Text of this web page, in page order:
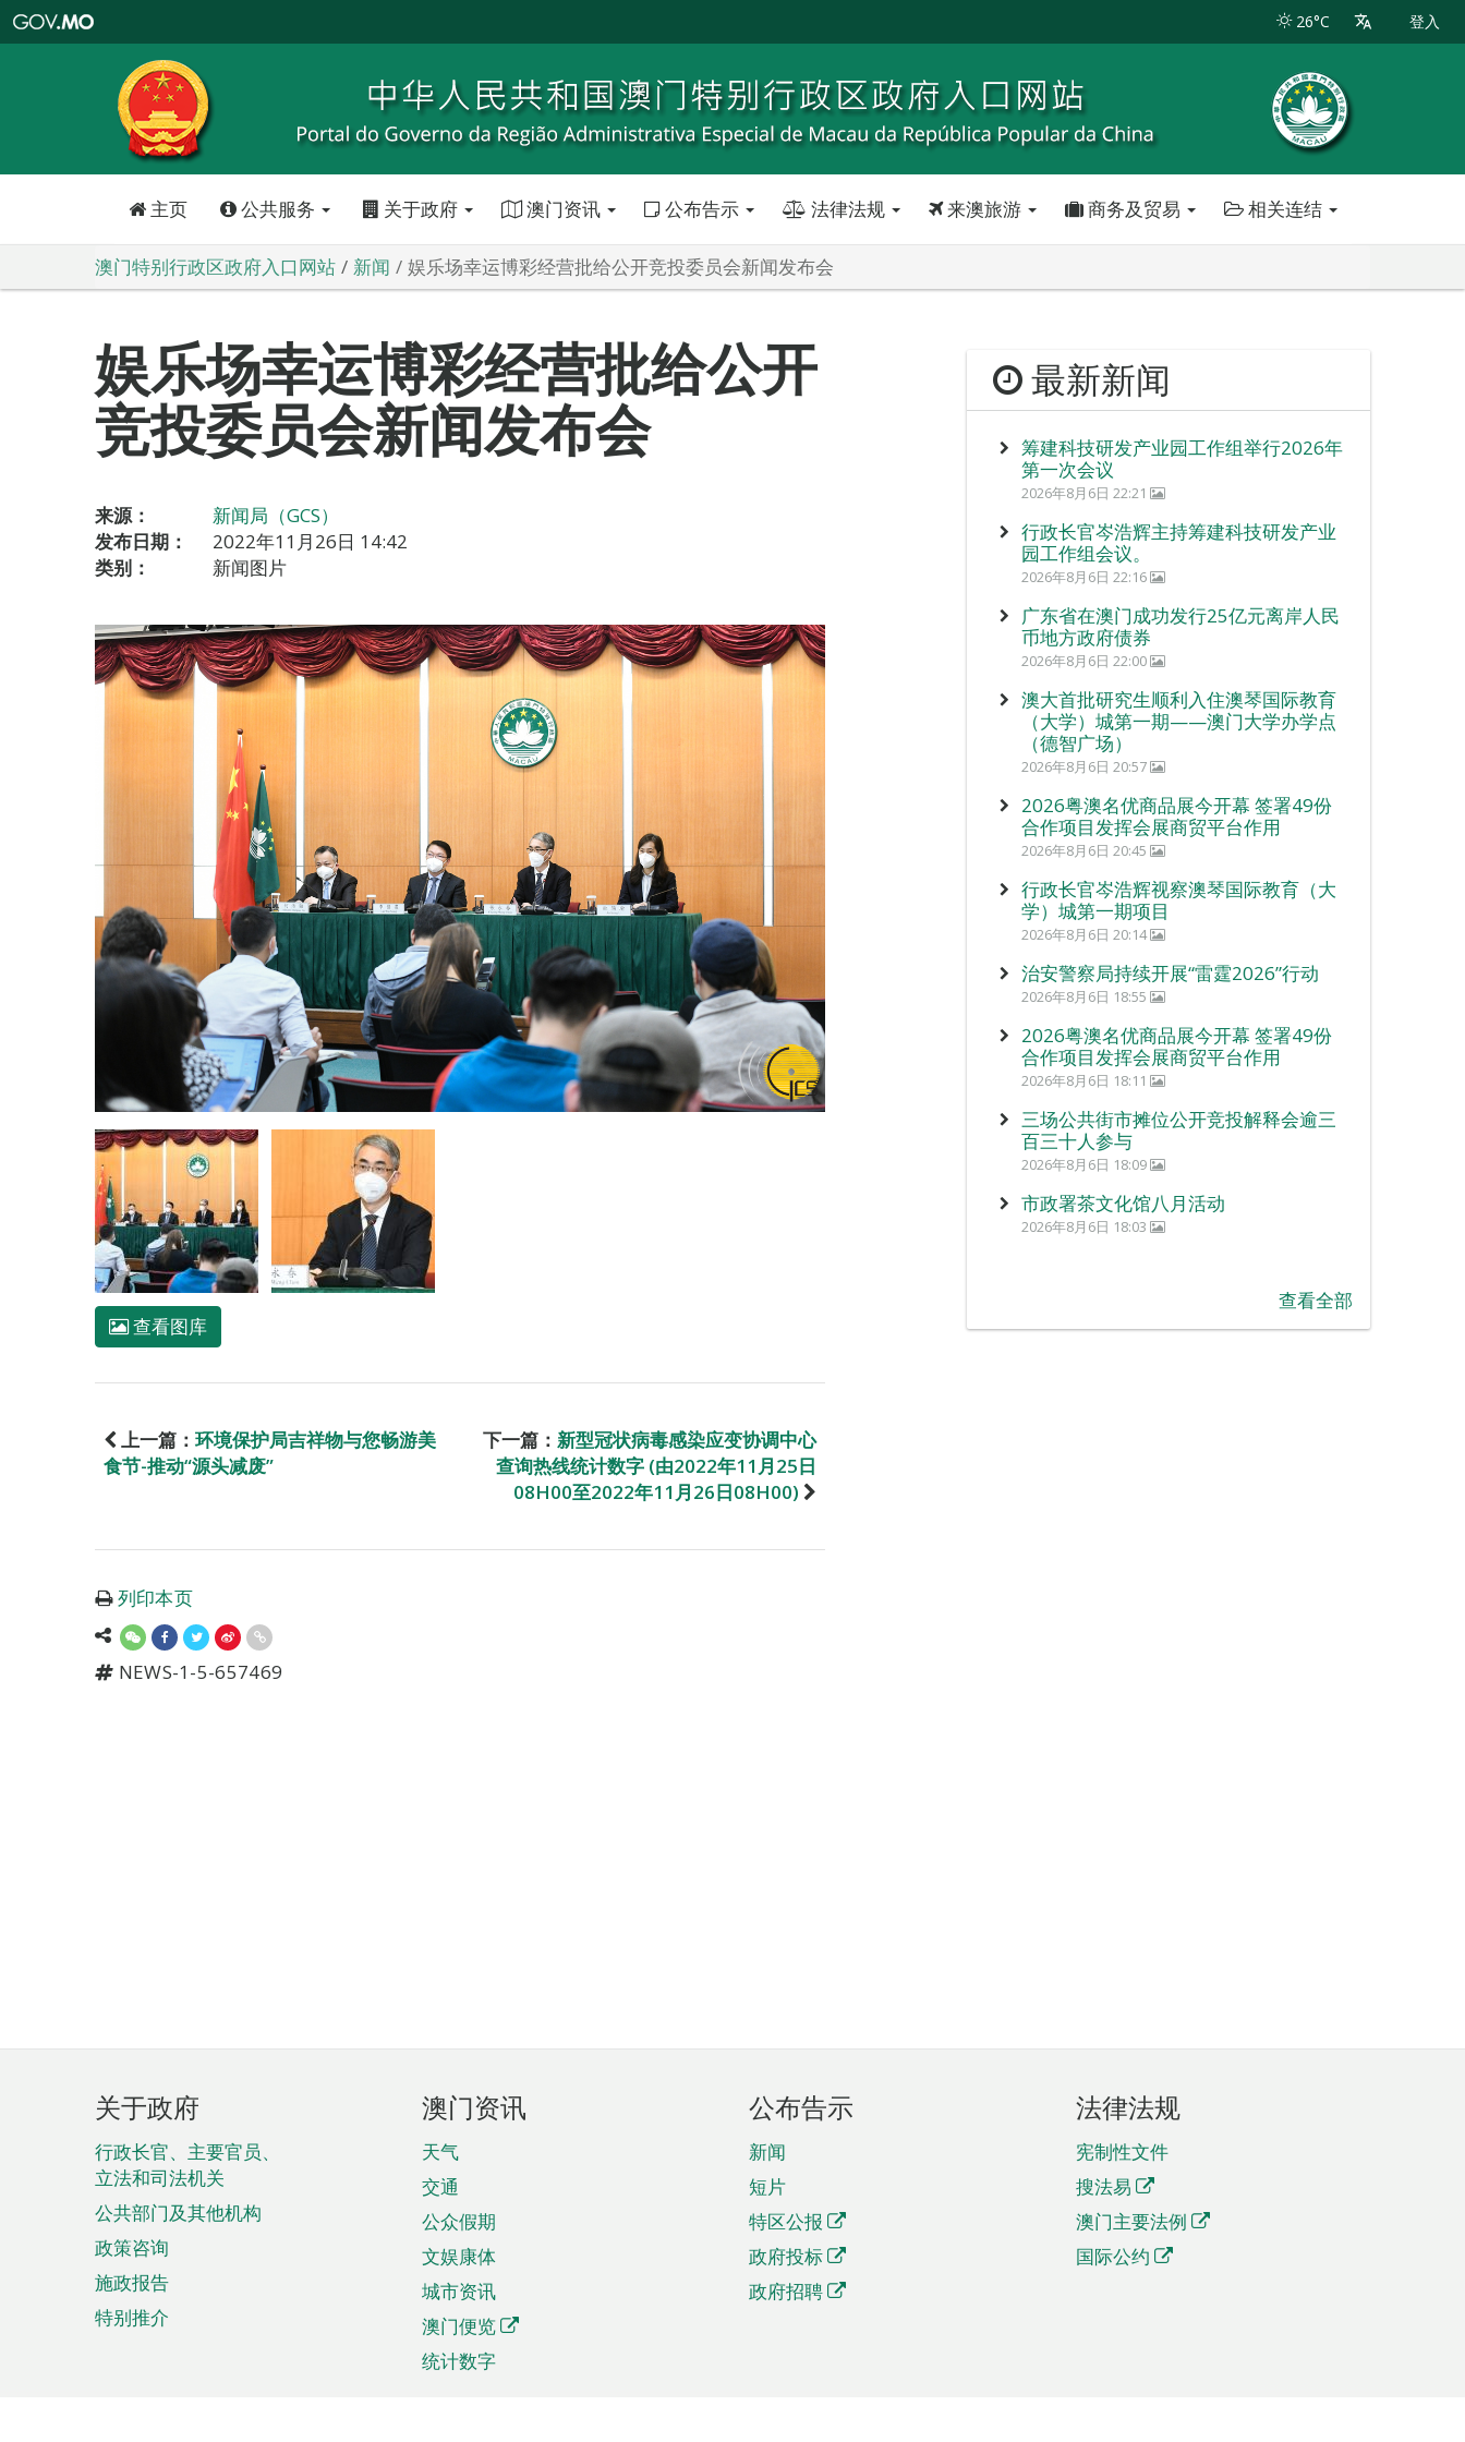
特
政
区
政
口
26°C 登入
主页 公共服务 关于政府 澳门资讯 公布告示 法律法规 来澳旅游 商务及贸易 相关连结
澳门特别行政区政府入口网站 新闻 娱乐场幸运博彩经营批给公开竞投委员会新闻发布会
娱乐场幸运博彩经营批给公开
竞投委员会新闻发布会
来源：
新闻局（GCS）
发布日期：
2022年11月26日 14:42
类别：
新闻图片
查看图库
上一篇： 环境保护局吉祥物与您畅游美
食节-推动“源头减废”
下一篇： 新型冠状病毒感染应变协调中心
查询热线统计数字 (由2022年11月25日
08H00至2022年11月26日08H00)
列印本页
NEWS-1-5-657469
最新新闻
筹建科技研发产业园工作组举行2026年
第一次会议
2026年8月6日 22:21
行政长官岑浩辉主持筹建科技研发产业
园工作组会议。
2026年8月6日 22:16
广东省在澳门成功发行25亿元离岸人民
币地方政府债券
2026年8月6日 22:00
澳大首批研究生顺利入住澳琴国际教育
（大学）城第一期——澳门大学办学点
（德智广场）
2026年8月6日 20:57
2026粤澳名优商品展今开幕 签署49份
合作项目发挥会展商贸平台作用
2026年8月6日 20:45
行政长官岑浩辉视察澳琴国际教育（大
学）城第一期项目
2026年8月6日 20:14
治安警察局持续开展“雷霆2026”行动
2026年8月6日 18:55
2026粤澳名优商品展今开幕 签署49份
合作项目发挥会展商贸平台作用
2026年8月6日 18:11
三场公共街市摊位公开竞投解释会逾三
百三十人参与
2026年8月6日 18:09
市政署茶文化馆八月活动
2026年8月6日 18:03
查看全部
页
脚
菜
单
关于政府
行政长官、主要官员、
立法和司法机关
公共部门及其他机构
政策咨询
施政报告
特别推介
澳门资讯
天气
交通
公众假期
文娱康体
城市资讯
澳门便览
统计数字
公布告示
新闻
短片
特区公报
政府投标
政府招聘
法律法规
宪制性文件
搜法易
澳门主要法例
国际公约